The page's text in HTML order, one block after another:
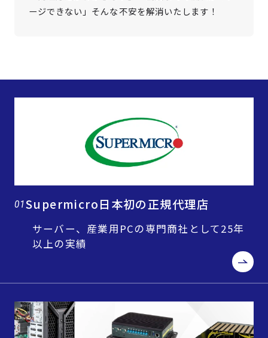
ージできない」そんな不安を解消いたします！
01Supermicro日本初の正規代理店
サーバー、産業用PCの専門商社として25年
以上の実績